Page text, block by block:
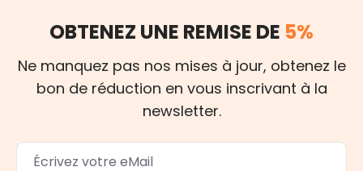
OBTENEZ UNE REMISE DE 5%
Ne manquez pas nos mises à jour, obtenez le
bon de réduction en vous inscrivant à la
newsletter.